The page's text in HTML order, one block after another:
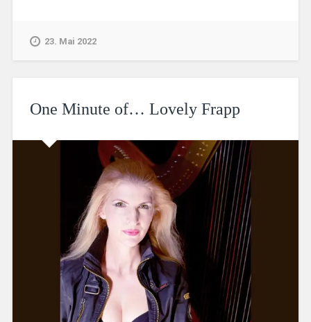
23. Mai 2022
One Minute of… Lovely Frapp